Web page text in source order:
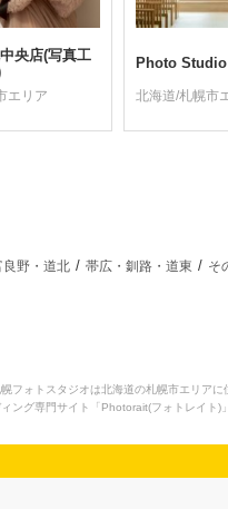
央店(写真工
エリア
Photo
北海道/札幌市
良野・道北 帯広・釧路・道東 そ
フォトスタジオは北海道の札幌市エリア
ング専門サイト「Photorait(フォトレイト)